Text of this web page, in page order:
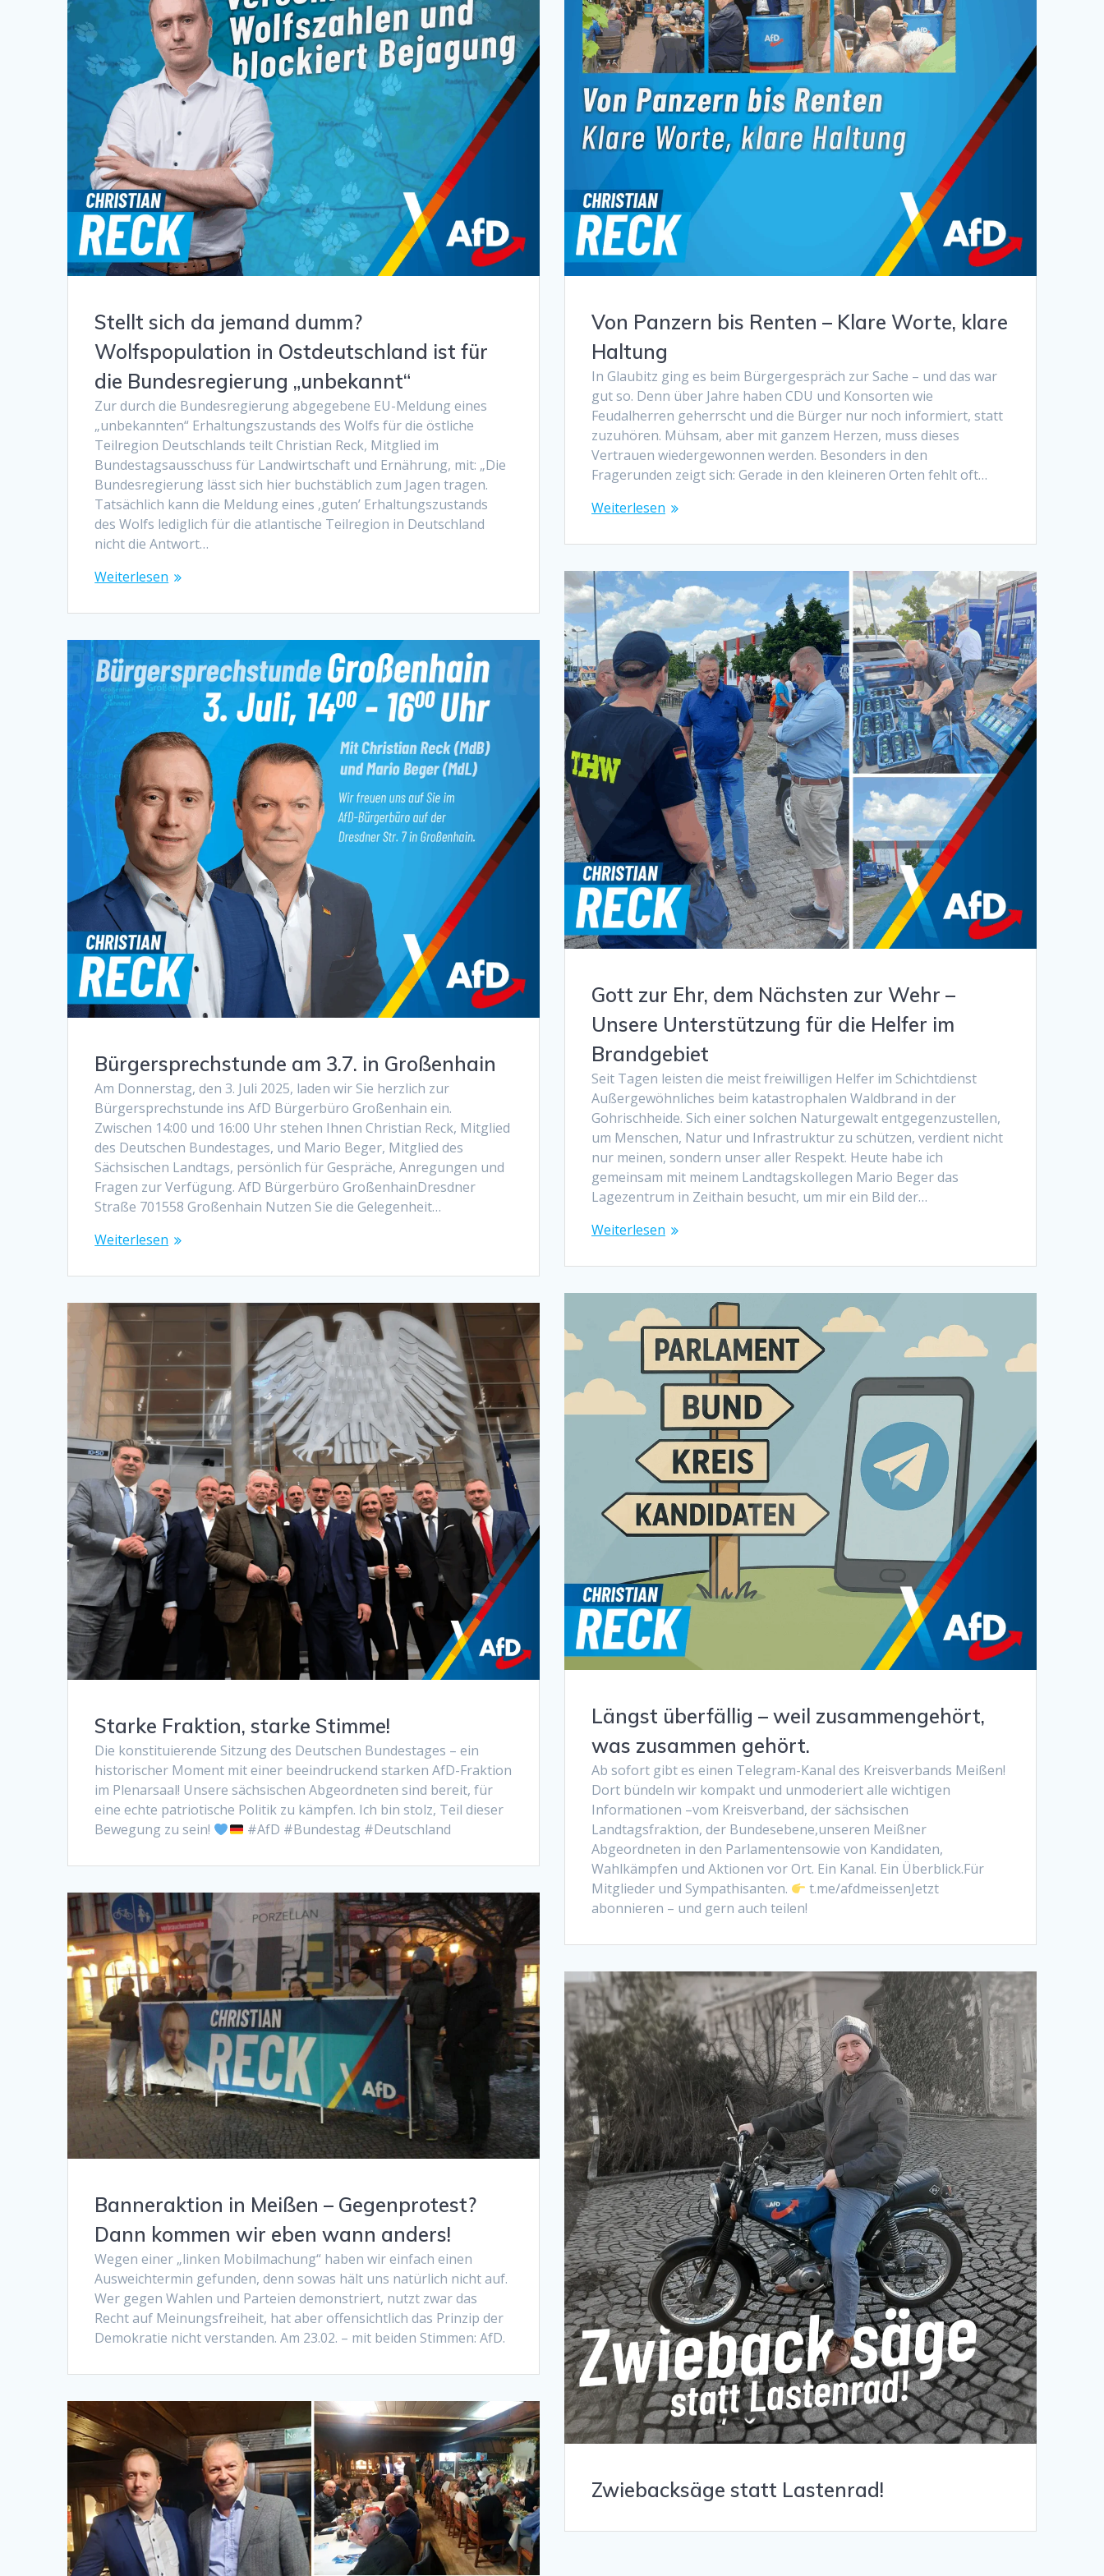
Stellt sich da jemand dumm?
Wolfspopulation in Ostdeutschland ist für
die Bundesregierung „unbekannt“
Zur durch die Bundesregierung abgegebene EU-Meldung eines
„unbekannten“ Erhaltungszustands des Wolfs für die östliche
Teilregion Deutschlands teilt Christian Reck, Mitglied im
Bundestagsausschuss für Landwirtschaft und Ernährung, mit: „Die
Bundesregierung lässt sich hier buchstäblich zum Jagen tragen.
Tatsächlich kann die Meldung eines ‚guten’ Erhaltungszustands
des Wolfs lediglich für die atlantische Teilregion in Deutschland
nicht die Antwort…
Weiterlesen
Von Panzern bis Renten – Klare Worte, klare
Haltung
In Glaubitz ging es beim Bürgergespräch zur Sache – und das war
gut so. Denn über Jahre haben CDU und Konsorten wie
Feudalherren geherrscht und die Bürger nur noch informiert, statt
zuzuhören. Mühsam, aber mit ganzem Herzen, muss dieses
Vertrauen wiedergewonnen werden. Besonders in den
Fragerunden zeigt sich: Gerade in den kleineren Orten fehlt oft…
Weiterlesen
Gott zur Ehr, dem Nächsten zur Wehr –
Unsere Unterstützung für die Helfer im
Brandgebiet
Seit Tagen leisten die meist freiwilligen Helfer im Schichtdienst
Außergewöhnliches beim katastrophalen Waldbrand in der
Gohrischheide. Sich einer solchen Naturgewalt entgegenzustellen,
um Menschen, Natur und Infrastruktur zu schützen, verdient nicht
nur meinen, sondern unser aller Respekt. Heute habe ich
gemeinsam mit meinem Landtagskollegen Mario Beger das
Lagezentrum in Zeithain besucht, um mir ein Bild der…
Weiterlesen
Bürgersprechstunde am 3.7. in Großenhain
Am Donnerstag, den 3. Juli 2025, laden wir Sie herzlich zur
Bürgersprechstunde ins AfD Bürgerbüro Großenhain ein.
Zwischen 14:00 und 16:00 Uhr stehen Ihnen Christian Reck, Mitglied
des Deutschen Bundestages, und Mario Beger, Mitglied des
Sächsischen Landtags, persönlich für Gespräche, Anregungen und
Fragen zur Verfügung. AfD Bürgerbüro GroßenhainDresdner
Straße 701558 Großenhain Nutzen Sie die Gelegenheit…
Weiterlesen
Längst überfällig – weil zusammengehört,
was zusammen gehört.
Ab sofort gibt es einen Telegram-Kanal des Kreisverbands Meißen!
Dort bündeln wir kompakt und unmoderiert alle wichtigen
Informationen –vom Kreisverband, der sächsischen
Landtagsfraktion, der Bundesebene,unseren Meißner
Abgeordneten in den Parlamentensowie von Kandidaten,
Wahlkämpfen und Aktionen vor Ort. Ein Kanal. Ein Überblick.Für
Mitglieder und Sympathisanten.
t.me/afdmeissenJetzt
abonnieren – und gern auch teilen!
Starke Fraktion, starke Stimme!
Die konstituierende Sitzung des Deutschen Bundestages – ein
historischer Moment mit einer beeindruckend starken AfD-Fraktion
im Plenarsaal! Unsere sächsischen Abgeordneten sind bereit, für
eine echte patriotische Politik zu kämpfen. Ich bin stolz, Teil dieser
Bewegung zu sein!
#AfD #Bundestag #Deutschland
Banneraktion in Meißen – Gegenprotest?
Dann kommen wir eben wann anders!
Wegen einer „linken Mobilmachung“ haben wir einfach einen
Ausweichtermin gefunden, denn sowas hält uns natürlich nicht auf.
Wer gegen Wahlen und Parteien demonstriert, nutzt zwar das
Recht auf Meinungsfreiheit, hat aber offensichtlich das Prinzip der
Demokratie nicht verstanden. Am 23.02. – mit beiden Stimmen: AfD.
Zwiebacksäge statt Lastenrad!